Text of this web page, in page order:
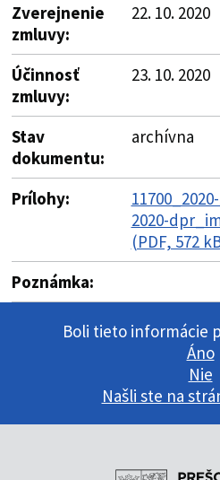
Zverejnenie
zmluvy:
22. 10. 2020
Účinnosť
zmluvy:
23. 10. 2020
Stav
dokumentu:
archívna
Prílohy:
2020-
(PDF, 572
Poznámka:
Boli tieto informácie
Áno
Nie
Našli ste na